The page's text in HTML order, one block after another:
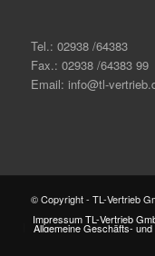
Tel.: 02938 /64383
Fax.: 02938 /64383 99
Email: info@tl-
© Copyright - TL-Vertrieb
Impressum TL-Vertrieb
Allgemeine Geschäfts-